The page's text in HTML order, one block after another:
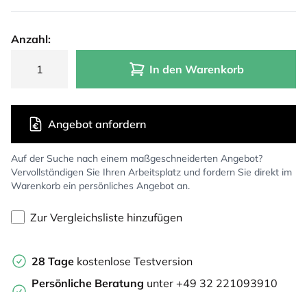
Anzahl:
In den Warenkorb
Auf der Suche nach einem maßgeschneiderten Angebot?
Vervollständigen Sie Ihren Arbeitsplatz und fordern Sie direkt im
Warenkorb ein persönliches Angebot an.
Angebot anfordern
Zur Vergleichsliste hinzufügen
28 Tage kostenlose Testversion
Persönliche Beratung unter +49 32 221093910